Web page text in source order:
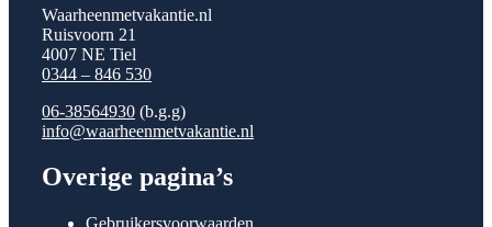
Waarheenmetvakantie.nl
Ruisvoorn 21
4007 NE Tiel
0344 – 846 530
06-38564930 (b.g.g)
info@waarheenmetvakantie.nl
Overige pagina’s